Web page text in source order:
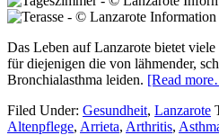
Das Leben auf Lanzarote bietet
für diejenigen die von lähmender,
Bronchialasthma leiden. [Read
Filed Under: Gesundheit, Lanzarote
Altenpflege, Arrieta, Arthritis,